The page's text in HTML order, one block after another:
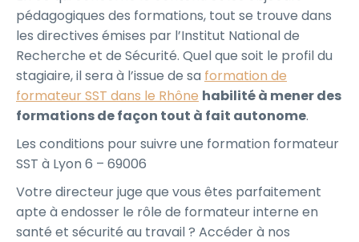
pédagogiques des formations, tout se trouve dans
les directives émises par l’Institut National de
Recherche et de Sécurité. Quel que soit le profil du
stagiaire, il sera à l’issue de sa formation de
formateur SST dans le Rhône habilité à mener des
formations de façon tout à fait autonome.
Les conditions pour suivre une formation formateur
SST à Lyon 6 – 69006
Votre directeur juge que vous êtes parfaitement
apte à endosser le rôle de formateur interne en
santé et sécurité au travail ? Accéder à nos